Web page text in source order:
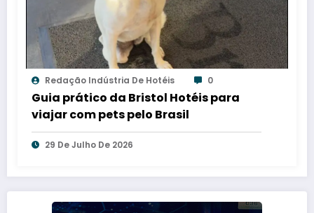
Redação Indústria De Hotéis 0
Guia prático da Bristol Hotéis para
viajar com pets pelo Brasil
29 De Julho De 2026